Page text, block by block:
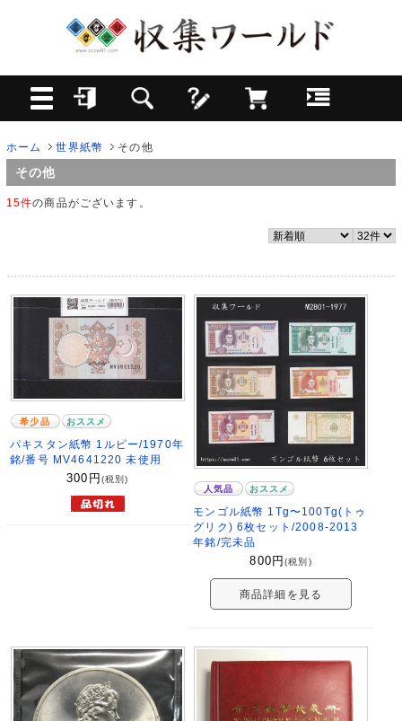
ホーム 世界紙幣 その他
その他
15件の商品がございます。
希少品 おススメ
パキスタン紙幣 1ルピー/1970年
銘/番号 MV4641220 未使用
300 円 (税別)
人気品
おススメ
モンゴル紙幣 1Tg〜100Tg(トゥ
グリク) 6枚セット/2008-2013
年銘/完未品
800 円(税別)
商品詳細を見る